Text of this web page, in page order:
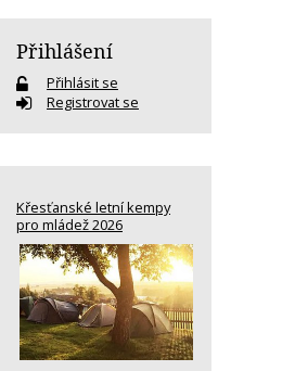
Přihlášení
Přihlásit se
Registrovat se
Křesťanské letní kempy
pro mládež 2026